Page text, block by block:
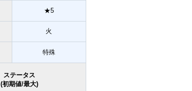
★5
火
特殊
ステータス
(初期値/最大)